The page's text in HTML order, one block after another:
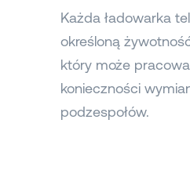
Każda ładowarka
określoną
który może
konieczności
podzespołów.